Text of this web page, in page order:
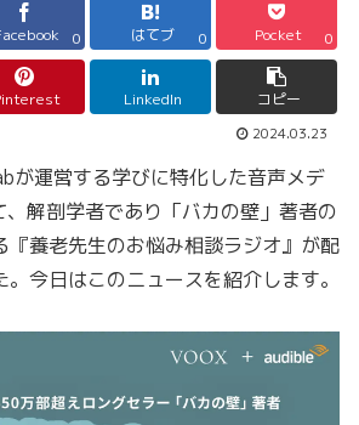
0 はてブ 0 Pocket 0
LinkedIn コピー
2024.03.23
運営する学びに特化した音声メデ
、解剖学者であり「バカの壁」著者の
『養老先生のお悩み相談ラジオ』が配
今日はこのニュースを紹介します。